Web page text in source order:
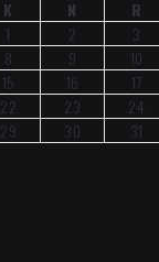
K N R
1
2 3
8 9 10
15 16 17
22 23 24
29 30
31